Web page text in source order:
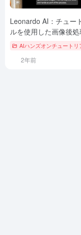
Leonardo AI：チュー
ルを使用した画像後
めの人工知能の使用
AIハンズオンチュートリ
2年前